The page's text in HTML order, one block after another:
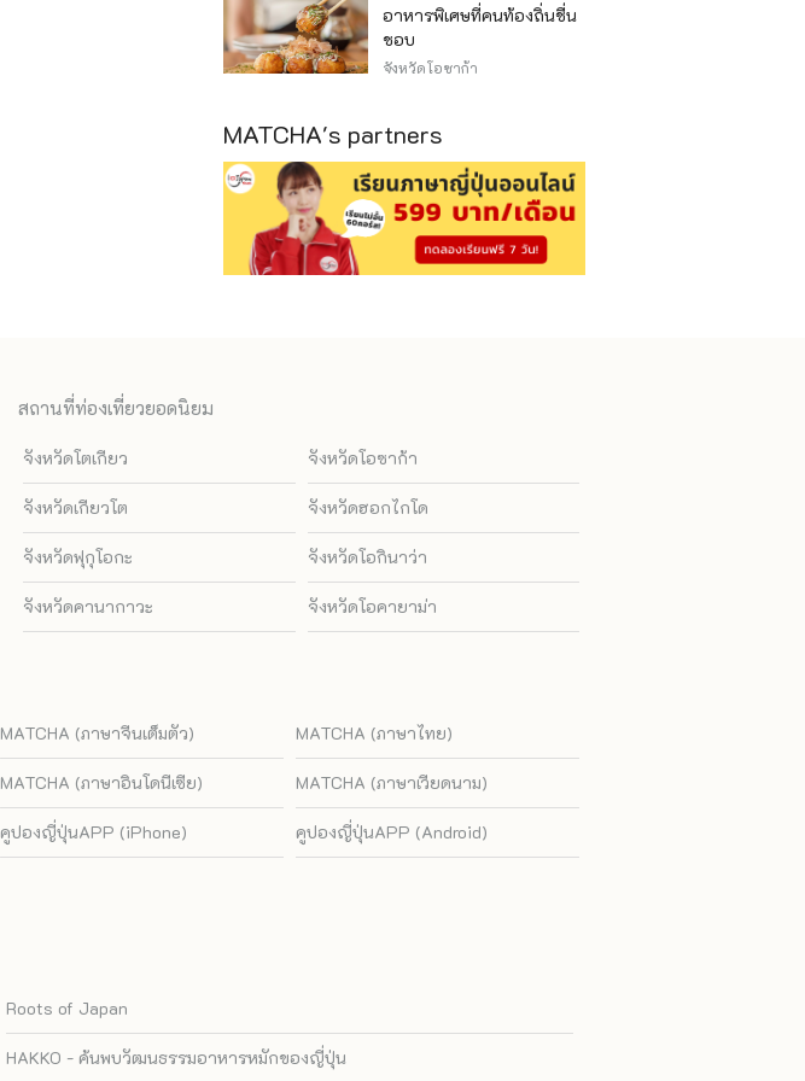
อาหารพิเศษที่คนท้องถิ่นชื่น
ชอบ
จังหวัดโอซาก้า
MATCHA's partners
สถานที่ท่องเที่ยวยอดนิยม
จังหวัดโตเกียว จังหวัดโอซาก้า
จังหวัดเกียวโต จังหวัดฮอกไกโด
จังหวัดฟุกุโอกะ จังหวัดโอกินาว่า
จังหวัดคานากาวะ จังหวัดโอคายาม่า
MATCHA (ภาษาจีนเต็มตัว) MATCHA (ภาษาไทย)
MATCHA (ภาษาอินโดนีเซีย) MATCHA (ภาษาเวียดนาม)
คูปองญี่ปุ่นAPP (iPhone) คูปองญี่ปุ่นAPP (Android)
Roots of Japan
HAKKO - ค้นพบวัฒนธรรมอาหารหมักของญี่ปุ่น